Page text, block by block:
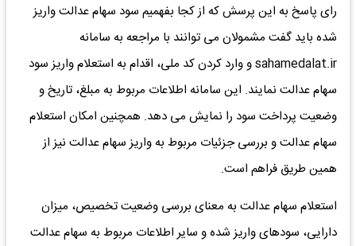
رای پاسخ به این پرسش که از کجا بفهمیم سود سهام عدالت واریز
شده باید گفت مشمولان می‌ توانند با مراجعه به سامانه
sahamedalat.ir و وارد کردن کد ملی، اقدام به استعلام واریز سود
سهام عدالت نمایند. این سامانه اطلاعات مربوط به مبلغ، تاریخ و
وضعیت پرداخت سود را نمایش می‌ دهد. همچنین امکان استعلام
سهام عدالت و بررسی جزئیات مربوط به واریز سهام عدالت نیز از
همین طریق فراهم است.
استعلام سهام عدالت به معنای بررسی وضعیت تخصیص، میزان
دارایی، سودهای واریز شده و سایر اطلاعات مربوط به سهام عدالت